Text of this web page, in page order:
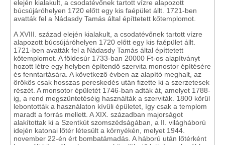
elején kialakult, a csodatévőnek tartott vízre alapozott
búcsújáróhelyen 1720 előtt egy kis faépület állt. 1721-ben
avatták fel a Nádasdy Tamás által építtetett kőtemplomot.
A XVIII. század elején kialakult, a csodatévőnek tartott vízre
alapozott búcsújáróhelyen 1720 előtt egy kis faépület állt.
1721-ben avatták fel a Nádasdy Tamás által építtetett
kőtemplomot. A földesúr 1733-ban 20000 Ft-os alapítványt
hozott létre egy helyben építendő szervita monostor építésére
és fenntartására. A következő évben az alapító meghalt, az
örökös csak hosszas pereskedés után fizette ki a szerzetesek
részét. A monsotor épületét 1746-ban adták át, amelyet 1788-
ig, a rend megszüntetéséig használták a szerviták. 1800 körül
lebontották a használaton kívüli épületet, így csak a templom
maradt a forrás mellett. A XIX. században majorságot
alakítottak ki a Szentkút szomszédságában, a II. világháború
idején katonai lőtér létesült a környékén, melyet 1944.
november 22-én ért bombatámadás. A háború után lőtérként